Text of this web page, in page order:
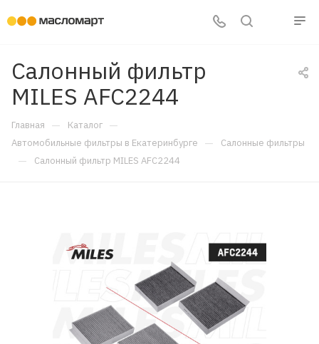
Салонный фильтр
MILES AFC2244
Главная — Каталог —
Автомобильные фильтры в Екатеринбурге — Салонные фильтры
— Салонный фильтр MILES AFC2244